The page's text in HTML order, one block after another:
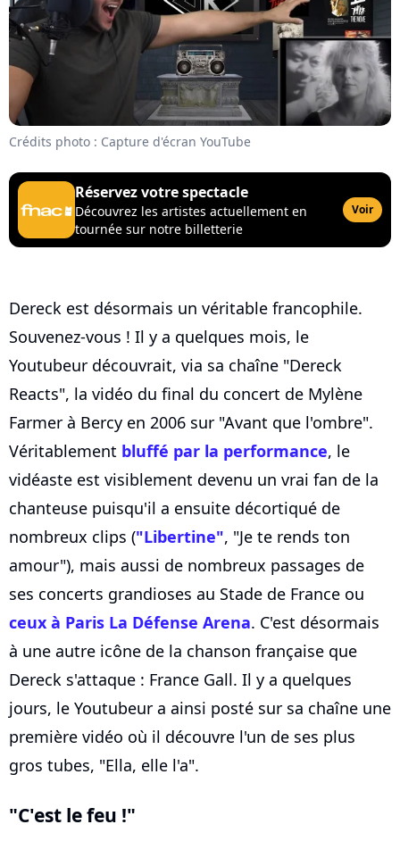
Crédits photo : Capture d'écran YouTube
Réservez votre spectacle
Découvrez les artistes actuellement en
tournée sur notre billetterie
Voir
Dereck est désormais un véritable francophile.
Souvenez-vous ! Il y a quelques mois, le
Youtubeur découvrait, via sa chaîne "Dereck
Reacts", la vidéo du final du concert de Mylène
Farmer à Bercy en 2006 sur "Avant que l'ombre".
Véritablement bluffé par la performance, le
vidéaste est visiblement devenu un vrai fan de la
chanteuse puisqu'il a ensuite décortiqué de
nombreux clips ("Libertine", "Je te rends ton
amour"), mais aussi de nombreux passages de
ses concerts grandioses au Stade de France ou
ceux à Paris La Défense Arena. C'est désormais
à une autre icône de la chanson française que
Dereck s'attaque : France Gall. Il y a quelques
jours, le Youtubeur a ainsi posté sur sa chaîne une
première vidéo où il découvre l'un de ses plus
gros tubes, "Ella, elle l'a".
"C'est le feu !"